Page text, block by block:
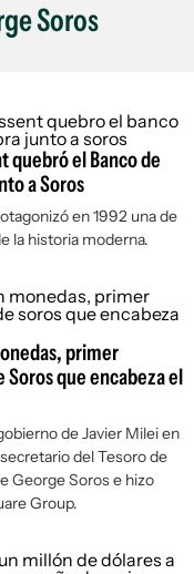
Soros
quebró el Banco de
a Soros
en 1992 una de
la historia moderna.
primer
Soros que encabeza el
de Javier Milei en
del Tesoro de
George Soros e hizo
Group.